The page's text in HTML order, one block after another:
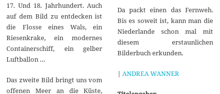
17. Und 18. Jahrhundert. Auch
auf dem Bild zu entdecken ist
die Flosse eines Wals, ein
Riesenkrake, ein modernes
Containerschiff, ein gelber
Luftballon …
Das zweite Bild bringt uns vom
offenen Meer an die Küste,
Da packt einen das Fernweh.
Bis es soweit ist, kann man die
Niederlande schon mal mit
diesem erstaunlichen
Bilderbuch erkunden.
| ANDREA WANNER